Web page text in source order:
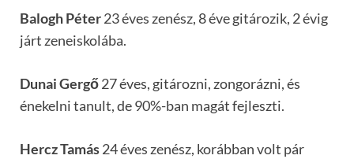
Balogh Péter23 éves zenész, 8 éve gitározik, 2 évig
járt zeneiskolába.
Dunai Gergő27 éves, gitározni, zongorázni, és
énekelni tanult, de 90%-ban magát fejleszti.
Hercz Tamás24 éves zenész, korábban volt pár